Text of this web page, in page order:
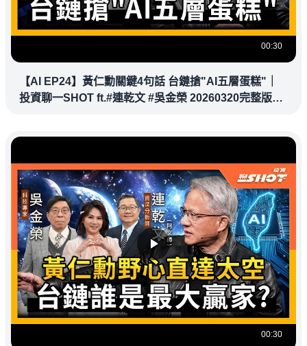
00:30
【AI EP24】黃仁勳關鍵4句話 台鏈搶"AI五層蛋糕"｜
投資聊一SHOT ft.#連乾文 #吳金榮 20260320完整版
00:30